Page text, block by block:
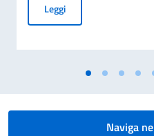
LeggiBorse di studio
Naviga